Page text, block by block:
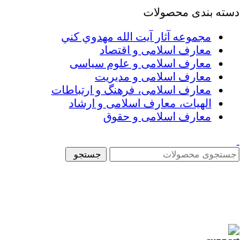
دسته بندی محصولات
مجموعه آثار آيت الله مهدوي كني
معارف اسلامی و اقتصاد
معارف اسلامی و علوم سیاسی
معارف اسلامی و مدیریت
معارف اسلامی، فرهنگ و ارتباطات
الهیات، معارف اسلامی و ارشاد
معارف اسلامی و حقوق
جستجو